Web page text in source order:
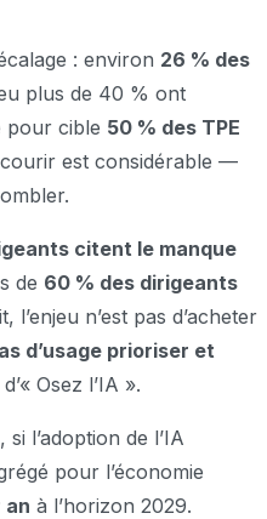
: environ 26 % des
plus de 40 % ont
pour cible 50 % des TPE
est considérable —
citent le manque
de 60 % des dirigeants
l’enjeu n’est pas d’acheter
d’usage prioriser et
Osez l’IA ».
l’adoption de l’IA
pour l’économie
an à l’horizon 2029.